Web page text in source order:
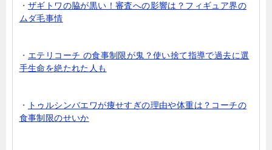
・ ザギトワの脇が黒い！審査への影響は？フィギュア界の
ムダ毛事情
・ エテリコーチ の食事制限が鬼？使い捨て指導で過去に選
手生命を絶たれた人も
・
トゥルシンバエワが痩せすぎの理由や体重は？コーチの
食事制限のせいか